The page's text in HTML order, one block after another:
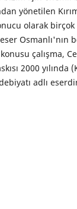
yönetilen
olarak
Osmanlı'nın
çalışma,
2000 yılında
adlı